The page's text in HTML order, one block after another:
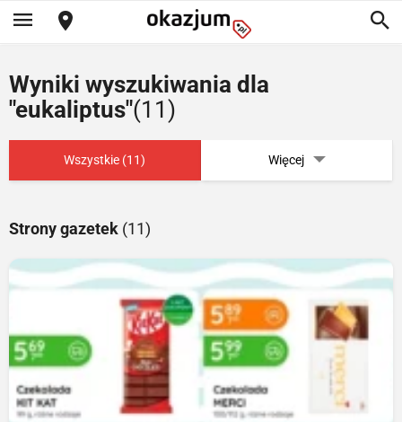
Wyniki wyszukiwania dla
"eukaliptus"(11)
Wszystkie (11) Więcej
Strony gazetek (11)